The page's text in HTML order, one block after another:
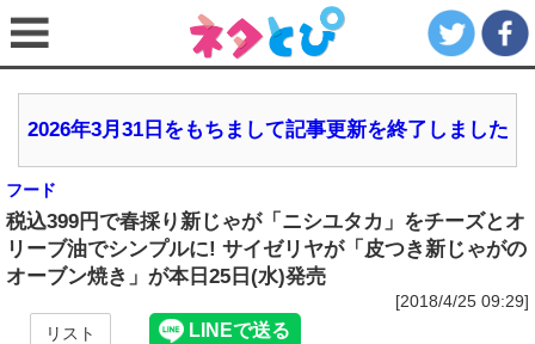
2026年3月31日をもちまして記事更新を終了しました
フード
税込399円で春採り新じゃが「ニシユタカ」をチーズとオ
リーブ油でシンプルに! サイゼリヤが「皮つき新じゃがの
オーブン焼き」が本日25日(水)発売
[2018/4/25 09:29]
リスト